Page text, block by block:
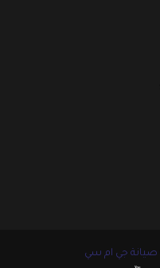
صيانة جي ام سي